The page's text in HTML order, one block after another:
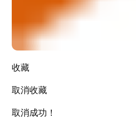
收藏
取消收藏
取消成功！